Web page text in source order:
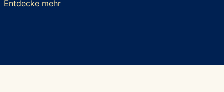
Entdecke mehr